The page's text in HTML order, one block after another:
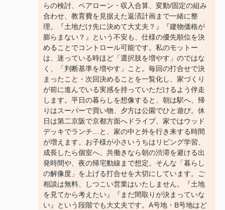
らの検討、ペアローン・収入合算、変動/固定の組み
合わせ、教育費を見据えた返済計画まで一緒に整
理。『土地だけ先に決めて大丈夫？』『建物価格が
膨らまない？』という不安も、仕様の優先順位を決
めることでコントロール可能です。私のモットー
は、迷っている時ほど「選択肢を増やす」のではな
く、「判断基準を増やす」こと。毎回の打合せで決
まったこと・次回決めることを一覧化し、家づくり
が前に進んでいる実感を持っていただけるよう伴走
します。平日の暮らしを想像すると、朝は駅へ、帰
りはスーパーで買い物、夕方は公園でひと遊び。休
日は第二京阪で京都方面へドライブ、家ではウッド
デッキでランチ…と、家の中と外を行き来する時間
が増えます。お子様が小さいうちはリビング学習、
成長したら個室へ。共働きなら朝の渋滞を避ける出
発時間や、夜の帰宅動線まで想定。そんな「暮らし
の解像度」を上げる打合せを大切にしています。ご
相談は無料、しつこい営業はいたしません。『土地
を見てから考えたい』『まだ間取りが決まっていな
い』という段階でも大丈夫です。A号地・B号地はど